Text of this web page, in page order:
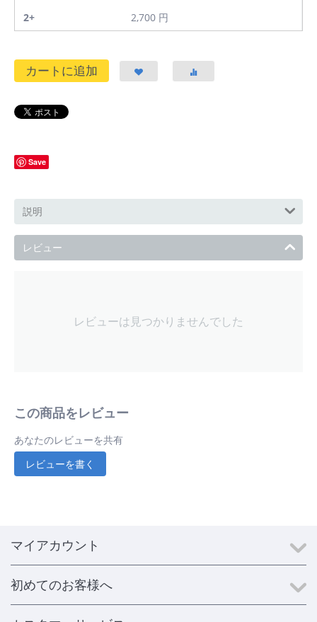
2+
2,700 円
カートに追加
Save
説明
レビュー
レビューは見つかりませんでした
この商品をレビュー
あなたのレビューを共有
レビューを書く
マイアカウント
初めてのお客様へ